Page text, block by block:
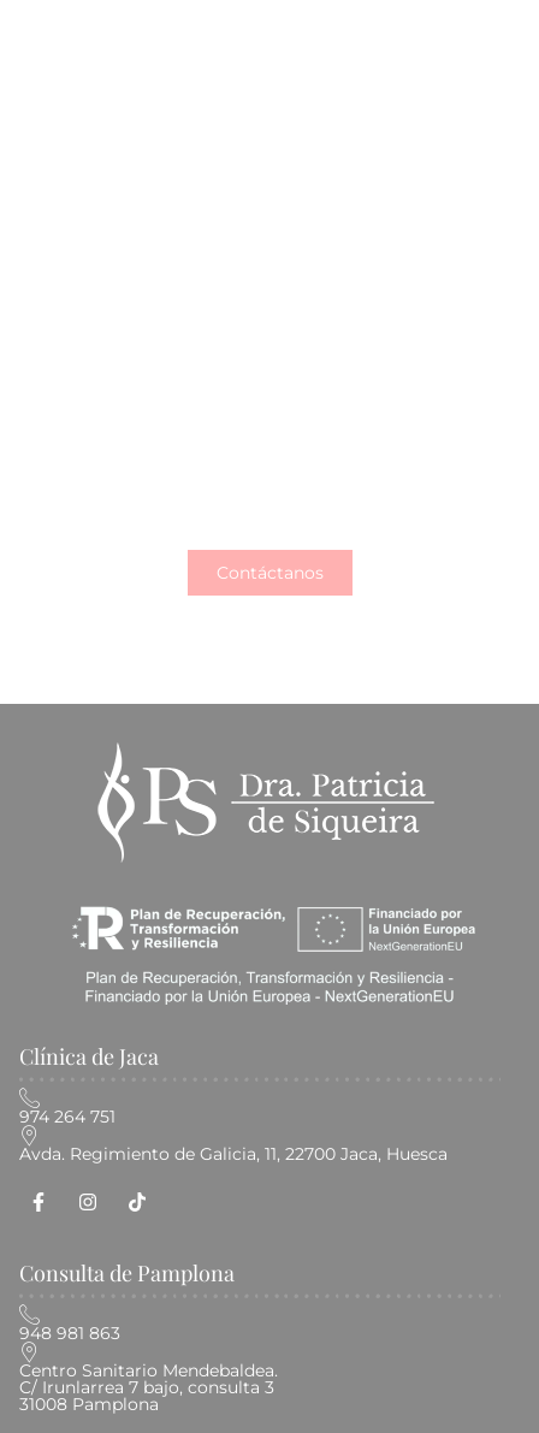
Contáctanos
Clínica de Jaca
974 264 751
Avda. Regimiento de Galicia, 11, 22700 Jaca, Huesca
Consulta de Pamplona
948 981 863
Centro Sanitario Mendebaldea.
C/ Irunlarrea 7 bajo, consulta 3
31008 Pamplona